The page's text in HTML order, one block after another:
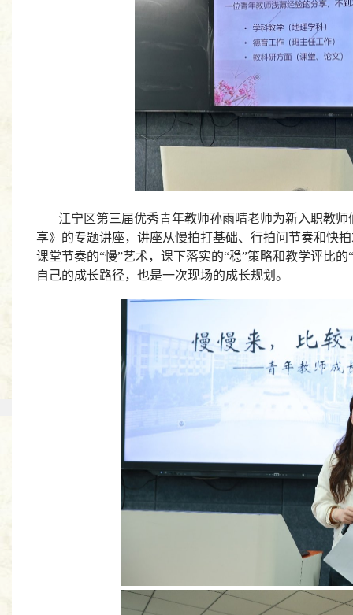
江宁区第三届优秀青年教师孙雨晴老师为新入职教
享》的专题讲座，讲座从慢拍打基础、行拍问节奏和快
课堂节奏的“慢”艺术，课下落实的“稳”策略和教学评比
自己的成长路径，也是一次现场的成长规划。